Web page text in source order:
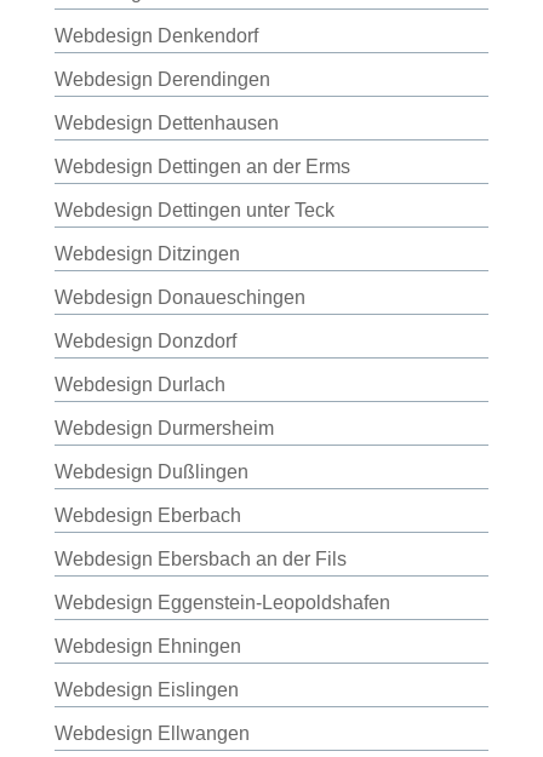
Webdesign Denkendorf
Webdesign Derendingen
Webdesign Dettenhausen
Webdesign Dettingen an der Erms
Webdesign Dettingen unter Teck
Webdesign Ditzingen
Webdesign Donaueschingen
Webdesign Donzdorf
Webdesign Durlach
Webdesign Durmersheim
Webdesign Dußlingen
Webdesign Eberbach
Webdesign Ebersbach an der Fils
Webdesign Eggenstein-Leopoldshafen
Webdesign Ehningen
Webdesign Eislingen
Webdesign Ellwangen